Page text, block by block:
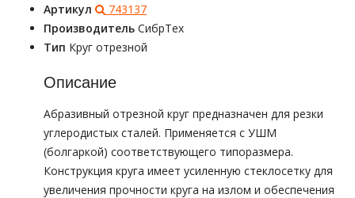
Артикул
743137
Производитель СибрТех
Тип Круг отрезной
Описание
Абразивный отрезной круг предназначен для резки
углеродистых сталей. Применяется с УШМ
(болгаркой) соответствующего типоразмера.
Конструкция круга имеет усиленную стеклосетку для
увеличения прочности круга на излом и обеспечения